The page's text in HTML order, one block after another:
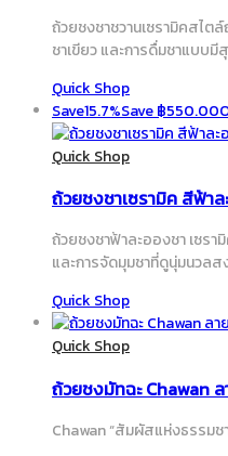
ถ้วยชงชาชวานเซรามิคสไต
ชาเขียว และการดื่มชาแบบมี
Quick Shop
Save15.7%Save฿550.00
Quick Shop
ถ้วยชงชาเซรามิค สีฟ้า
ถ้วยชงชาฟ้าละอองชา เซรา
และการจัดมุมชาที่ดูนุ่มนวลส
Quick Shop
Quick Shop
ถ้วยชงมัทฉะ Chawan
Chawan “สัมผัสแห่งธรรมช